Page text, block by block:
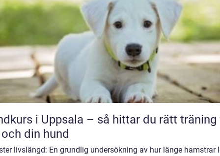
i Uppsala – så hittar du rätt träning
din hund
livslängd: En grundlig undersökning av hur länge hamstrar